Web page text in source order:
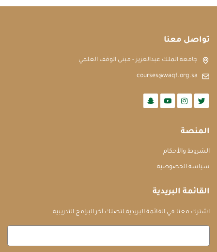
تواصل معنا
جامعة الملك عبدالعزيز - مبنى الوقف العلمي
courses@waqf.org.sa
المنصة
الشروط والأحكام
سياسة الخصوصية
القائمة البريدية
اشترك معنا في القائمة البريدية لتصلك آخر البرامج التدريبية